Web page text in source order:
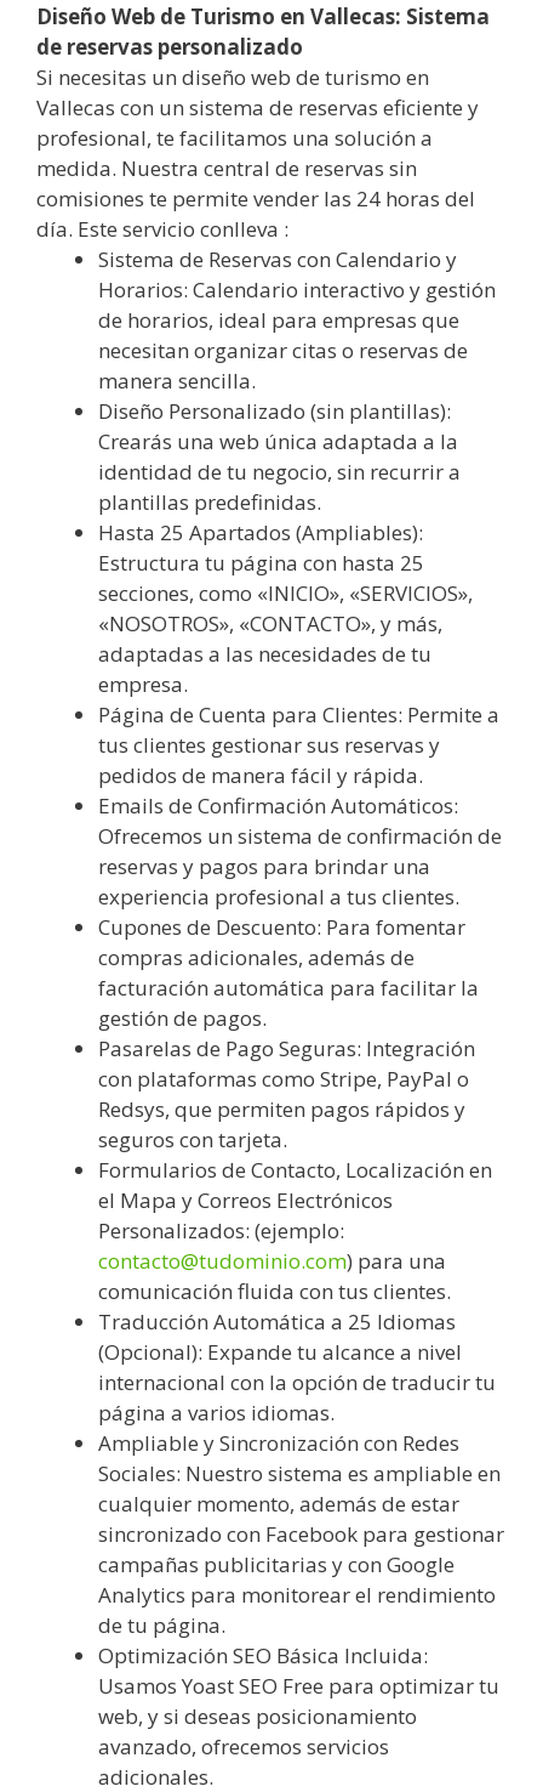
Diseño Web de Turismo en Vallecas: Sistema
de reservas personalizado
Si necesitas un diseño web de turismo en
Vallecas con un sistema de reservas eficiente y
profesional, te facilitamos una solución a
medida. Nuestra central de reservas sin
comisiones te permite vender las 24 horas del
día. Este servicio conlleva :
Sistema de Reservas con Calendario y
Horarios: Calendario interactivo y gestión
de horarios, ideal para empresas que
necesitan organizar citas o reservas de
manera sencilla.
Diseño Personalizado (sin plantillas):
Crearás una web única adaptada a la
identidad de tu negocio, sin recurrir a
plantillas predefinidas.
Hasta 25 Apartados (Ampliables):
Estructura tu página con hasta 25
secciones, como «INICIO», «SERVICIOS»,
«NOSOTROS», «CONTACTO», y más,
adaptadas a las necesidades de tu
empresa.
Página de Cuenta para Clientes: Permite a
tus clientes gestionar sus reservas y
pedidos de manera fácil y rápida.
Emails de Confirmación Automáticos:
Ofrecemos un sistema de confirmación de
reservas y pagos para brindar una
experiencia profesional a tus clientes.
Cupones de Descuento: Para fomentar
compras adicionales, además de
facturación automática para facilitar la
gestión de pagos.
Pasarelas de Pago Seguras: Integración
con plataformas como Stripe, PayPal o
Redsys, que permiten pagos rápidos y
seguros con tarjeta.
Formularios de Contacto, Localización en
el Mapa y Correos Electrónicos
Personalizados: (ejemplo:
contacto@tudominio.com) para una
comunicación fluida con tus clientes.
Traducción Automática a 25 Idiomas
(Opcional): Expande tu alcance a nivel
internacional con la opción de traducir tu
página a varios idiomas.
Ampliable y Sincronización con Redes
Sociales: Nuestro sistema es ampliable en
cualquier momento, además de estar
sincronizado con Facebook para gestionar
campañas publicitarias y con Google
Analytics para monitorear el rendimiento
de tu página.
Optimización SEO Básica Incluida:
Usamos Yoast SEO Free para optimizar tu
web, y si deseas posicionamiento
avanzado, ofrecemos servicios
adicionales.